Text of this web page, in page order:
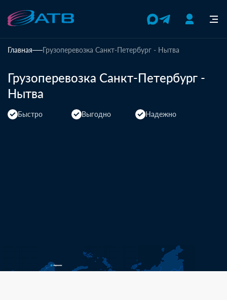
Главная Грузоперевозка Санкт-Петербург - Нытва
Грузоперевозка Санкт-Петербург -
Нытва
Быстро Выгодно Надежно